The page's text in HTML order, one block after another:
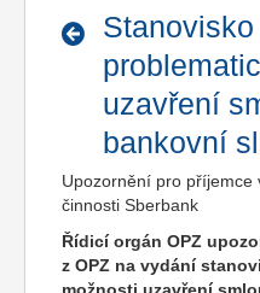
uzavření
bankovní
Upozornění pro příjemce
činnosti Sberbank
Řídicí orgán OPZ
z OPZ na vydání